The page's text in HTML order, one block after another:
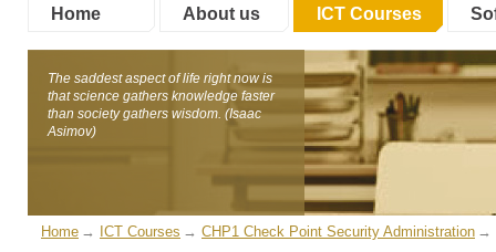
Home About us ICT Courses
The saddest aspect of life right now is
that science gathers knowledge faster
than society gathers wisdom. (Isaac
Asimov)
Home ICT Courses CHP1 Check Point Security Administration